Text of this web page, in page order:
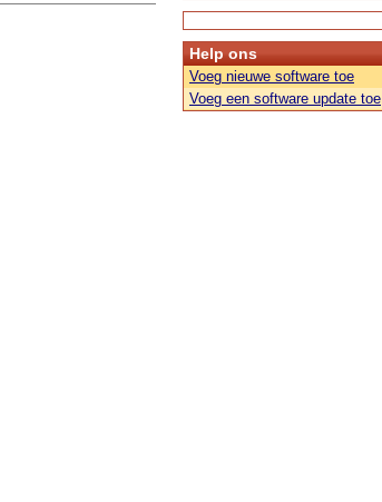
Help ons
Voeg nieuwe software toe
Voeg een software update toe